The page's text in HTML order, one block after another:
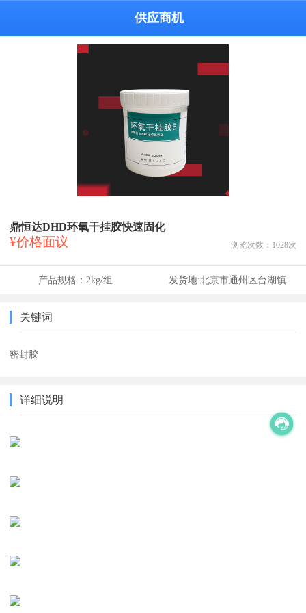
供应商机
鼎恒达DHD环氧干挂胶快速固化
¥价格面议 浏览次数： 1028次
产品规格：2kg/组 发货地:北京市通州区台湖镇
关键词
密封胶
详细说明